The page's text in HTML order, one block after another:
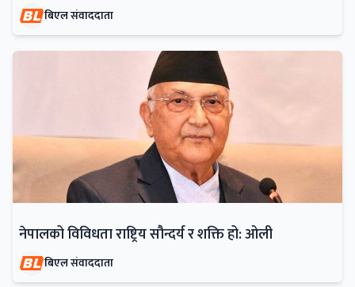
बिएल संवाददाता
नेपालको विविधता राष्ट्रिय सौन्दर्य र शक्ति हो: ओली
बिएल संवाददाता